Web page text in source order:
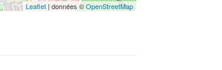
Leaflet| données ©OpenStreetMap